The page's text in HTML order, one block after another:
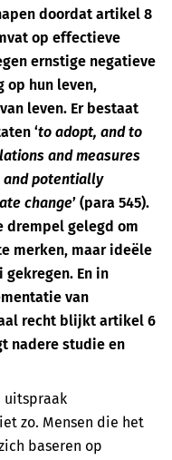
doordat artikel 8
op effectieve
ernstige negatieve
op hun leven,
leven. Er bestaat
‘to adopt, and to
and measures
and potentially
change’ (para 545).
drempel gelegd om
merken, maar ideële
En in
van
recht blijkt artikel 6
nadere studie en
uitspraak
zo. Mensen die het
baseren op